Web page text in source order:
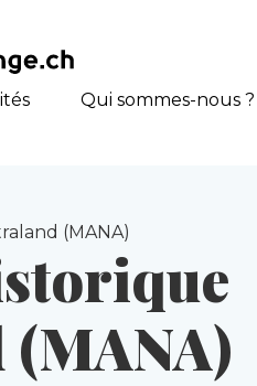
Qui sommes-nous ?
(MANA)